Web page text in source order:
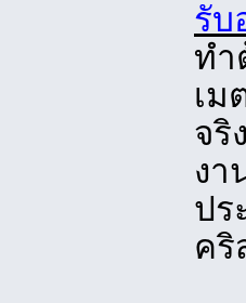
รับ
ทำ
เม
จริ
งา
ปร
คริ